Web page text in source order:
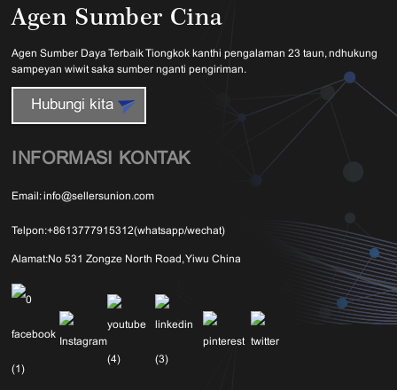
Agen Sumber Cina
Agen Sumber Daya Terbaik Tiongkok kanthi pengalaman 23 taun, ndhukung
sampeyan wiwit saka sumber nganti pengiriman.
Hubungi kita
INFORMASI KONTAK
Email: info@sellersunion.com
Telpon:+8613777915312(whatsapp/wechat)
Alamat:No 531 Zongze North Road, Yiwu China